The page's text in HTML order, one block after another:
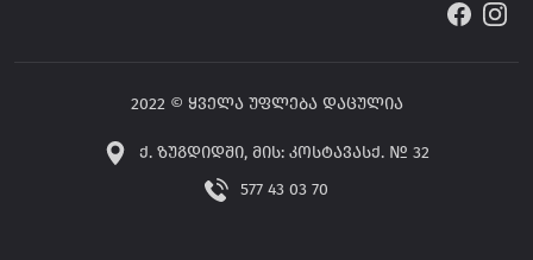
2022 © ყველა უფლება დაცულია
ქ. ზუგდიდში, მის: კოსტავასქ. № 32
577 43 03 70